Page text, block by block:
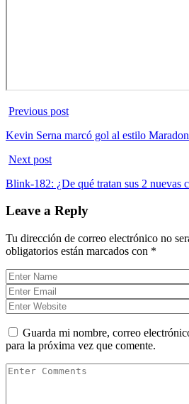
Previous post
Kevin Serna marcó gol al estilo
Next post
Blink-182: ¿De qué tratan sus 2 nuevas
Leave a Reply
Tu dirección de correo electrónico no
obligatorios están marcados con *
Guarda mi nombre, correo
para la próxima vez que comente.